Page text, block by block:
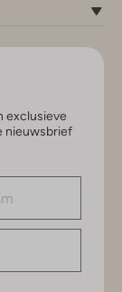
exclusieve
nieuwsbrief